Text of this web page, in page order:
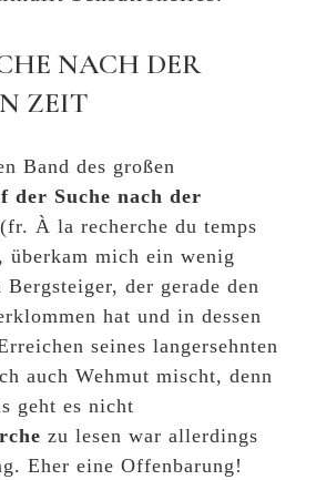
NACH DER
ZEIT
Band des großen
der Suche nach der
(fr. À la recherche du temps
überkam mich ein wenig
der gerade den
hat und in dessen
seines langersehnten
auch Wehmut mischt, denn
geht es nicht
zu lesen war allerdings
Eher eine Offenbarung!